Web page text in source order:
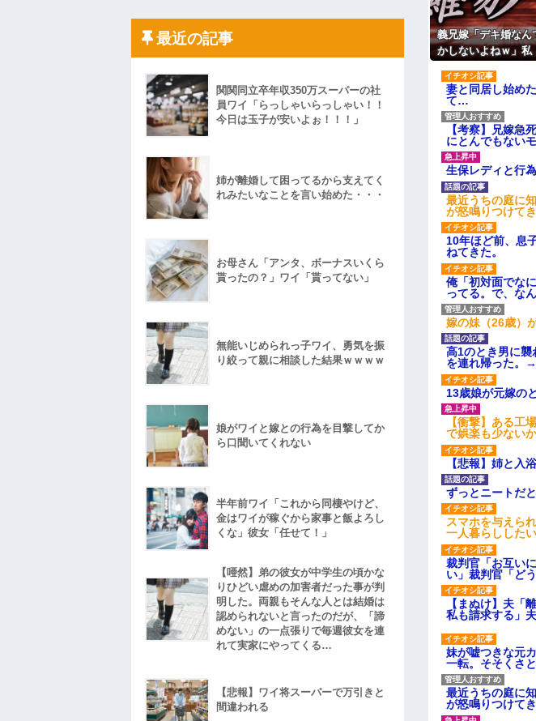
【ＧＪ】 クラスに迷惑な池沼がいた。リーダー格のＡ「なんで支援学級に
れないんですか？」先生「背の高い低いと同じで、これも個性なの！差別は...
ハードオフに売っていた4万4000円のフィギュアがヤバすぎるｗｗｗｗｗｗ
「こんな高いの？ｗｗ」「逆に超安い」
たから、開けてみようとしただけ☆』義兄「泥は出てけ！二度と来るな！」結
果・・・
私「初めて飲む味だけどなんのお茶？」彼「ちっ！」私「」
【GIF】JSのカンチョーワロタ
後続車にクラクションを鳴らされ彼氏が逆切れ。「何クラクション鳴らして
【衝撃】報酬100万円超の治験募集がこちらｗｗｗｗｗ(※画像あり)
【ネット騒然】惨殺されたタワマン頂き女子のこの動画、すげえええええｗ
ｗｗｗｗｗｗｗｗｗｗ
【愕然】白のクラウン俺氏、高速道路左車線を制限速度で走った結果
百年の恋12-899 食べた量を張り合ってくる
【悲報】佐藤輝明・・・２軍でも盛大にやらかす←あまり悲しませないでく
義兄嫁「デキ婚なん
かしないよねｗ」
に…
妻と同居し始め
て…
【考察】兄嫁急
にとんでもない
生保レディと行
最近うちの庭に
が怒鳴りつけてき
10年ほど前、息
ねてきた。
俺「初対面でな
ってる。で、な
嫁の妹（26歳）
高1のとき男に
を連れ帰った。
13歳娘が元嫁の
【衝撃】ある工
で娯楽も少ない
【悲報】姉と入
ずっとニートだ
スマホを与えら
一人暮らしした
裁判官「お互い
い」裁判官「どう
【まぬけ】夫「
私も請求する」夫
妹が嘘つきな元
一転。そそくさ
最近うちの庭に
が怒鳴りつけてき
最近の記事
関関同立卒年収350万スーパーの社
員ワイ「らっしゃいらっしゃい！！
今日は玉子が安いよぉ！！！」
姉が離婚して困ってるから支えてく
れみたいなことを言い始めた・・・
お母さん「アンタ、ボーナスいくら
貰ったの？」ワイ「貰ってない」
無能いじめられっ子ワイ、勇気を振
り絞って親に相談した結果ｗｗｗｗ
娘がワイと嫁との行為を目撃してか
ら口聞いてくれない
半年前ワイ「これから同棲やけど、
金はワイが稼ぐから家事と飯よろし
くな」彼女「任せて！」
【唖然】弟の彼女が中学生の頃かな
りひどい虐めの加害者だった事が判
明した。両親もそんな人とは結婚は
認められないと言ったのだが、「諦
めない」の一点張りで毎週彼女を連
れて実家にやってくる…
【悲報】ワイ将スーパーで万引きと
間違われる